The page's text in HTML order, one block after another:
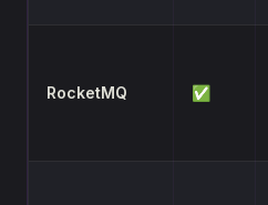
RocketMQ ✅